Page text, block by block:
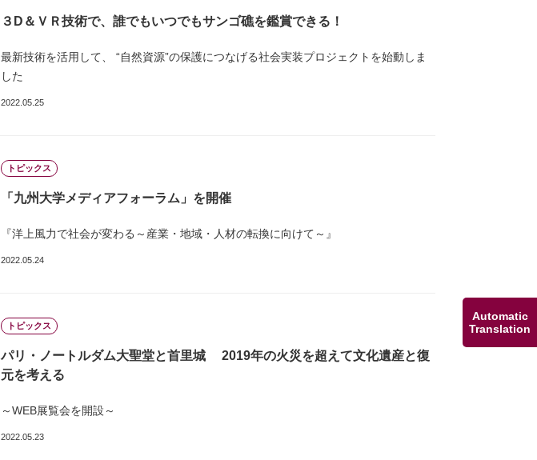
Automatic
Translation
３D＆ＶＲ技術で、誰でもいつでもサンゴ礁を鑑賞できる！
最新技術を活用して、 “自然資源”の保護につなげる社会実装プロジェクトを始動しま
した
2022.05.25
トピックス
「九州大学メディアフォーラム」を開催
『洋上風力で社会が変わる～産業・地域・人材の転換に向けて～』
2022.05.24
トピックス
パリ・ノートルダム大聖堂と首里城 2019年の火災を超えて文化遺産と復
元を考える
～WEB展覧会を開設～
2022.05.23